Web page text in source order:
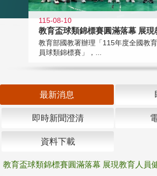
115-08-10
教育盃球類錦標賽圓滿落幕 展現
教育部國教署辦理「115年度全國教
員球類錦標賽」，...
最新消息
即時新聞澄清
資料下載